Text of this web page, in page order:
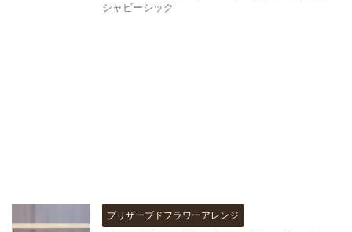
シャビーシック
プリザーブドフラワーアレンジ